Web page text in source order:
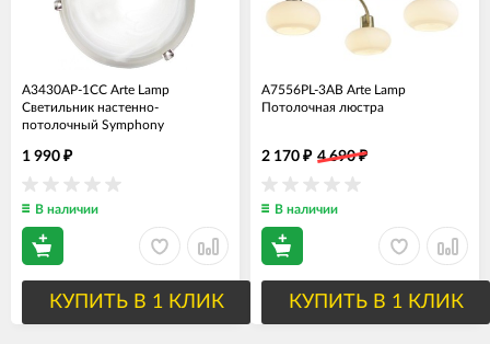
A3430AP-1CC Arte Lamp
Светильник настенно-
потолочный Symphony
1 990 ₽
В наличии
КУПИТЬ В 1 КЛИК
A7556PL-3AB Arte Lamp
Потолочная люстра
2 170 ₽ 4 690₽
В наличии
КУПИТЬ В 1 КЛИК